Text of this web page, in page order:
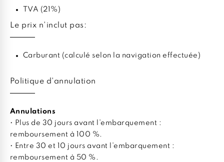
TVA (21%)
Le prix n'inclut pas:
Carburant (calculé selon la navigation effectuée)
Politique d'annulation
Annulations
• Plus de 30 jours avant l’embarquement :
remboursement à 100 %.
• Entre 30 et 10 jours avant l’embarquement :
remboursement à 50 %.